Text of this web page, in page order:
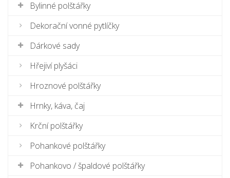
Bylinné polštářky
Dekorační vonné pytlíčky
Dárkové sady
Hřejiví plyšáci
Hroznové polštářky
Hrnky, káva, čaj
Krční polštářky
Pohankové polštářky
Pohankovo / špaldové polštářky